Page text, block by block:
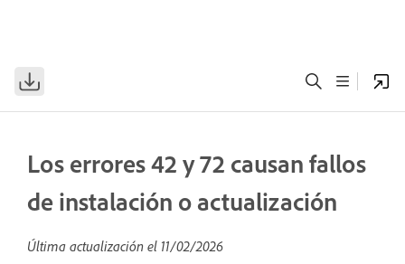
Los errores 42 y 72 causan fallos
de instalación o actualización
Última actualización el 11/02/2026